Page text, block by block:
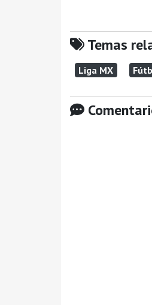
Temas
Liga MX